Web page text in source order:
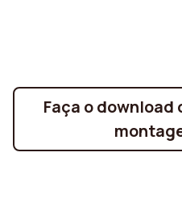
Faça o